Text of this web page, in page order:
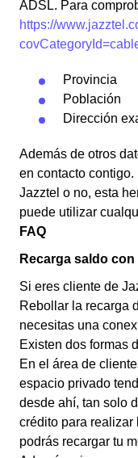
ADSL. Para
https://
Provincia
Población
Dirección
Además de otros
en contacto
Jazztel o no, esta
puede utilizar
FAQ
Recarga saldo
Si eres cliente de
Rebollar la recarga
necesitas una
Existen dos formas
En el área de
espacio privado
desde ahí, tan solo
crédito para realizar
podrás recargar tu